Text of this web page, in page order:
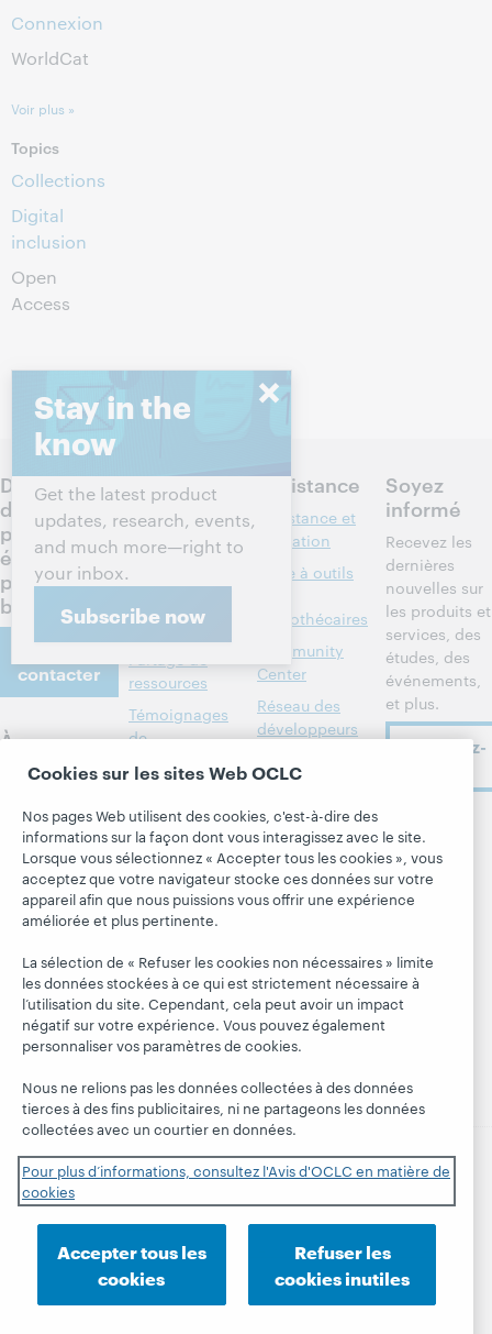
Connexion
WorldCat
Voir plus »
Topics
Collections
Digital
inclusion
Open
Access
Stay in the
know
Get the latest product
updates, research, events,
and much more—right to
your inbox.
Subscribe now
Discutez
des
prochaines
étapes
pour votre
bibliothèque
contacter
À propos
À propos
Emplois
Respect et
appartenance
Finances
Adhésion
Gestion des
normes de
sécurité
Produits
Recherche et
référence
Métadonnées
Partage de
ressources
Témoignages
de
membres
Tous les produits
et services »
Apprendre
Research
Événements
Webinaires
sur demande
Assistance
Assistance et
formation
Boîte à outils
bibliothécaires
Community
Center
Réseau des
développeurs
bibliographiques
Alertes
systèmes
Blogues
Blogue Next
together
Blogue
President's
Leadership
Soyez
informé
Recevez les
dernières
nouvelles sur
les produits et
services, des
études, des
événements,
et plus.
Abonnez-
Suivez
OCLC
© 2026 OCLC Marques de commerce et/ou de service
nationales et internationales d’OCLC, Inc. et de ses
affiliés.
Déclaration de confidentialité Avis sur les cookies
Personnaliser les paramètres des cookies
Engagement d'OCLC sur l'accessibilité
Cookies sur les sites Web OCLC
Nos pages Web utilisent des cookies, c'est-à-dire des
informations sur la façon dont vous interagissez avec le site.
Lorsque vous sélectionnez « Accepter tous les cookies », vous
acceptez que votre navigateur stocke ces données sur votre
appareil afin que nous puissions vous offrir une expérience
améliorée et plus pertinente.
La sélection de « Refuser les cookies non nécessaires » limite
les données stockées à ce qui est strictement nécessaire à
l’utilisation du site. Cependant, cela peut avoir un impact
négatif sur votre expérience. Vous pouvez également
personnaliser vos paramètres de cookies.
Nous ne relions pas les données collectées à des données
tierces à des fins publicitaires, ni ne partageons les données
collectées avec un courtier en données.
Pour plus d’informations, consultez l'Avis d'OCLC en matière de
cookies
Accepter tous les
cookies
Refuser les
cookies inutiles